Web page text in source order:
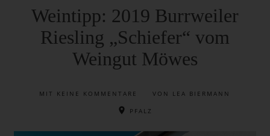
Weintipp: 2019 Burrweiler
Riesling „Schiefer“ vom
Weingut Möwes
MIT KEINE KOMMENTARE VON LEA BIERMANN
PFALZ